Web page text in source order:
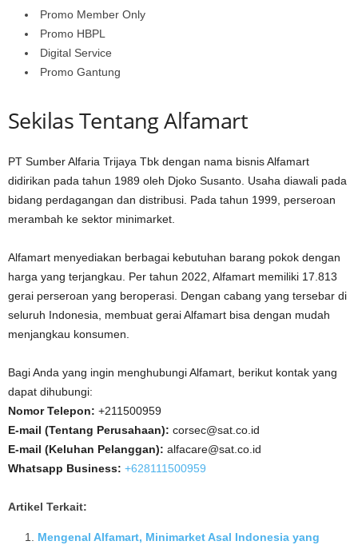
Promo Member Only
Promo HBPL
Digital Service
Promo Gantung
Sekilas Tentang Alfamart
PT Sumber Alfaria Trijaya Tbk dengan nama bisnis Alfamart
didirikan pada tahun 1989 oleh Djoko Susanto. Usaha diawali pada
bidang perdagangan dan distribusi. Pada tahun 1999, perseroan
merambah ke sektor minimarket.
Alfamart menyediakan berbagai kebutuhan barang pokok dengan
harga yang terjangkau. Per tahun 2022, Alfamart memiliki 17.813
gerai perseroan yang beroperasi. Dengan cabang yang tersebar di
seluruh Indonesia, membuat gerai Alfamart bisa dengan mudah
menjangkau konsumen.
Bagi Anda yang ingin menghubungi Alfamart, berikut kontak yang
dapat dihubungi:
Nomor Telepon: +211500959
E-mail (Tentang Perusahaan): corsec@sat.co.id
E-mail (Keluhan Pelanggan): alfacare@sat.co.id
Whatsapp Business: +628111500959
Artikel Terkait:
Mengenal Alfamart, Minimarket Asal Indonesia yang